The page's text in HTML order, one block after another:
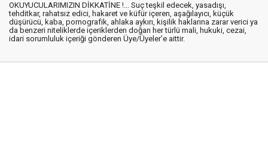
OKUYUCULARIMIZIN DİKKATİNE !... Suç teşkil edecek, yasadışı,
tehditkar, rahatsız edici, hakaret ve küfür içeren, aşağılayıcı, küçük
düşürücü, kaba, pornografik, ahlaka aykırı, kişilik haklarına zarar verici ya
da benzeri niteliklerde içeriklerden doğan her türlü mali, hukuki, cezai,
idari sorumluluk içeriği gönderen Üye/Üyeler’e aittir.